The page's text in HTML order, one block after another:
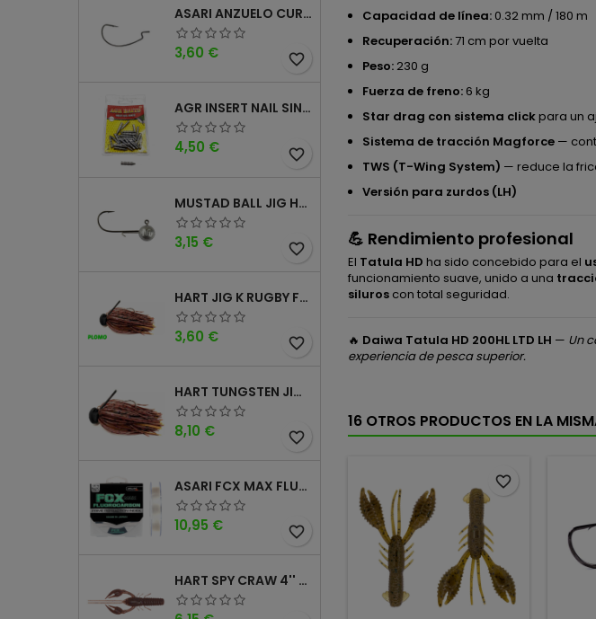
ASARI ANZUELO CURVO CAROLINA WORM
Precio
3,60 € favorite_border
AGR INSERT NAIL SINKER
Precio
4,50 € favorite_border
MUSTAD BALL JIG HEAD KEEPER
Precio
3,15 € favorite_border
HART JIG K RUGBY FOOTBALL DM
Precio
3,60 € favorite_border
HART TUNGSTEN JIG T FOOTBALL DM
Precio
8,10 € favorite_border
ASARI FCX MAX FLUOROCARBONO 100% 100MTS
Precio
10,95 € favorite_border
HART SPY CRAW 4'' CINNAMON PURPLE
Capacidad de línea: 0.32 mm / 180 m
Recuperación: 71 cm por vuelta
Peso: 230 g
Fuerza de freno: 6 kg
Star drag con sistema clickpara un
Sistema de tracción Magforce —
TWS (T-Wing System) — reduce la
Versión para zurdos (LH)
💪 Rendimiento profesional
El Tatula HD ha sido concebido para el
funcionamiento suave, unido a una
siluros con total seguridad.
🔥 Daiwa Tatula HD 200HL LTD LH — Un
experiencia de pesca superior.
16 OTROS PRODUCTOS EN LA
favorite_border